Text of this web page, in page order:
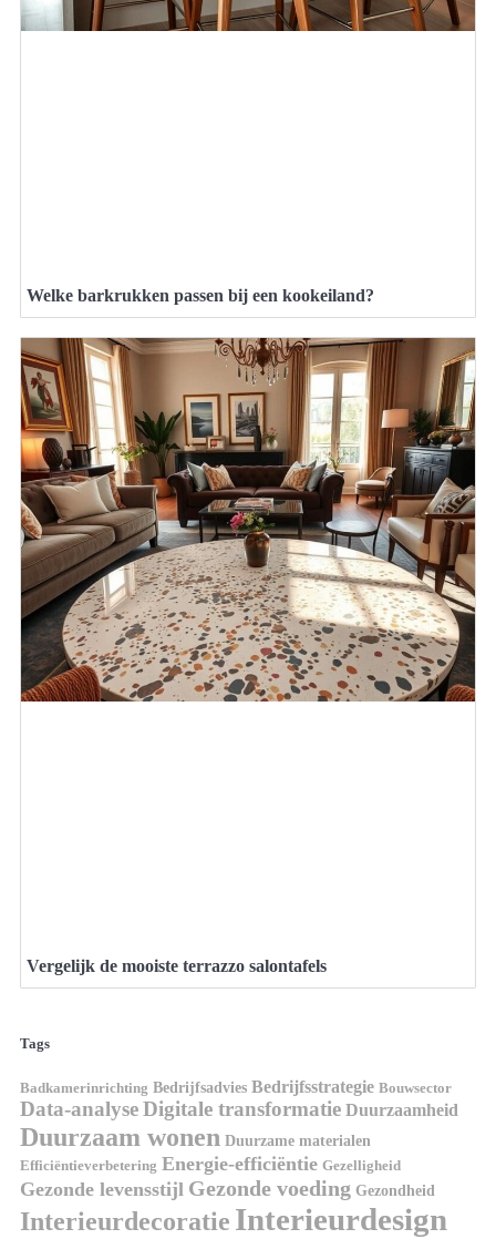
Welke barkrukken passen bij een kookeiland?
Vergelijk de mooiste terrazzo salontafels
Tags
Badkamerinrichting Bedrijfsadvies Bedrijfsstrategie Bouwsector
Data-analyseDigitale transformatie Duurzaamheid
Duurzaam wonen Duurzame materialen
Efficiëntieverbetering Energie-efficiëntie Gezelligheid
Gezonde levensstijl Gezonde voeding Gezondheid
Interieurdecoratie Interieurdesign